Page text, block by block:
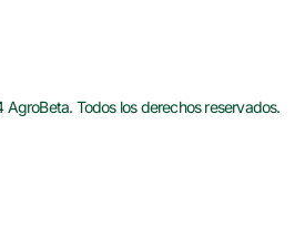
Todos los derechos reservados.